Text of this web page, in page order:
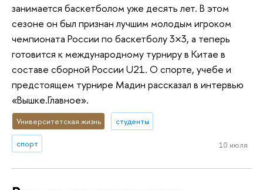
занимается баскетболом уже десять лет. В этом
сезоне он был признан лучшим молодым игроком
чемпионата России по баскетболу 3×3, а теперь
готовится к международному турниру в Китае в
составе сборной России U21. О спорте, учебе и
предстоящем турнире Мадин рассказал в интервью
«Вышке.Главное».
Университетская жизнь студенты
спорт 10 июля